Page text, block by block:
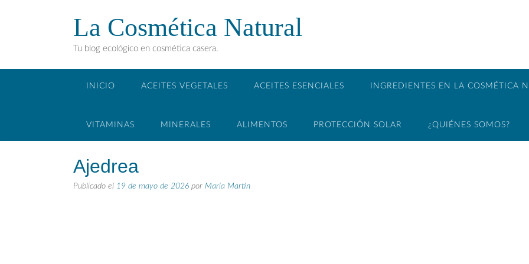
La Cosmética Natural
Tu blog ecológico en cosmética casera.
INICIO ACEITES VEGETALES ACEITES ESENCIALES INGREDIENTES EN LA COSMÉTICA
VITAMINAS MINERALES ALIMENTOS PROTECCIÓN SOLAR ¿QUIÉNES SOMOS?
Ajedrea
Publicado el 19 de mayo de 2026 por María Martín